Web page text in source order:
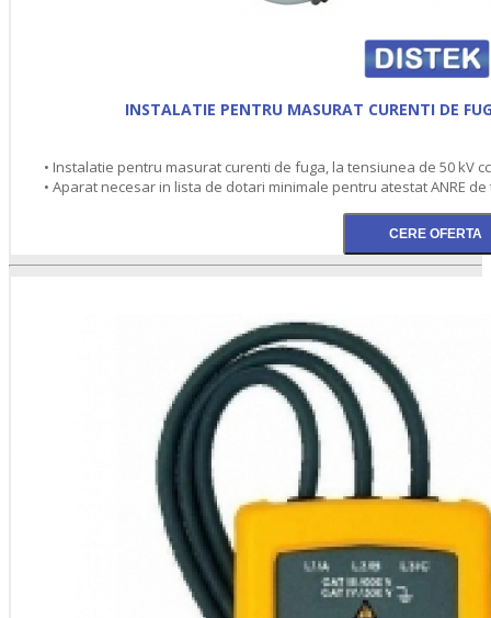
INSTALATIE PENTRU MASURAT CURENTI DE
• Instalatie pentru masurat curenti de fuga, la tensiunea de 50 kV cc
• Aparat necesar in lista de dotari minimale pentru atestat ANRE de